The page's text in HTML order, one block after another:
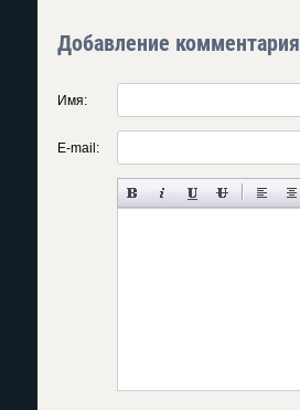
Добавление комментария
Имя:
E-mail: